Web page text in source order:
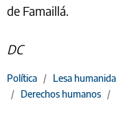
de Famaillá.
DC
Política / Lesa
/ Derechos humanos /